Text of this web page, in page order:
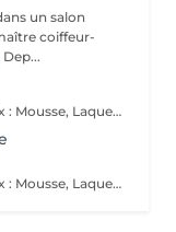
un salon
coiffeur-
Tous ces produits sont compris dans le prix : Mousse, Laque, Gel, Soin démêlant, Shampoing spécifique. Tous les produits que nous utilisons sont des produits de qualité professionnelle.
Tous ces produits sont compris dans le prix : Mousse, Laque, Gel, Soin démêlant, Shampoing spécifique. Tous les produits que nous utilisons sont des produits de qualité professionnelle.